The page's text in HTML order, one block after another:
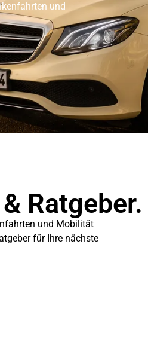
und
Ratgeber.
und Mobilität
für Ihre nächste